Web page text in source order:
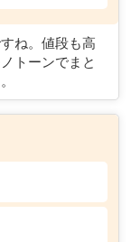
ね。値段も高
トーンでまと